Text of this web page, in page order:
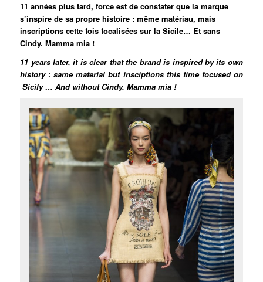
11 années plus tard, force est de constater que la marque
s’inspire de sa propre histoire : même matériau, mais
inscriptions cette fois focalisées sur la Sicile… Et sans
Cindy. Mamma mia !
11 years later, it is clear that the brand is inspired by its own
history : same material but insciptions this time focused on
Sicily … And without Cindy. Mamma mia !